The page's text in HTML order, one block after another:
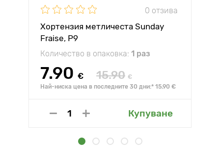
0 отзива
Хортензия метличеста Sunday
Fraise, P9
Количество в опаковка: 1 раз
7.90 € 15.90 €
Най-ниска цена в последните 30 дни:* 15.90 €
Купуване